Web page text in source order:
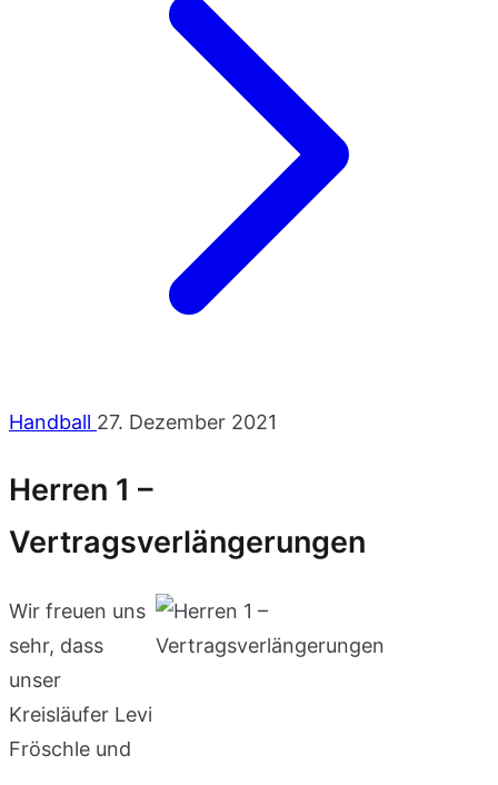
Handball 27. Dezember 2021
Herren 1 –
Vertragsverlängerungen
Wir freuen uns
sehr, dass
unser
Kreisläufer Levi
Fröschle und